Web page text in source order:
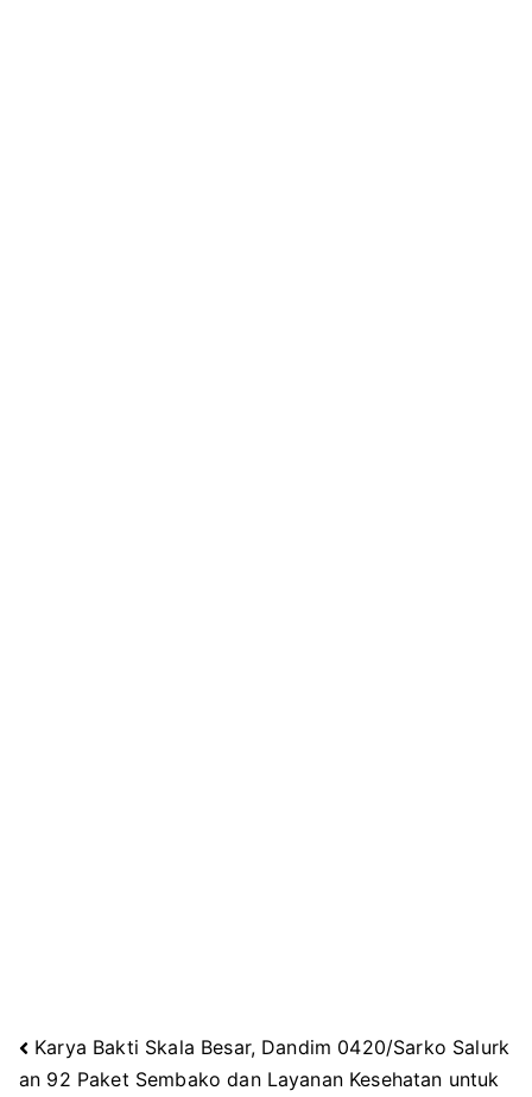
Navigasi
Karya Bakti Skala Besar, Dandim 0420/Sarko Salurk
an 92 Paket Sembako dan Layanan Kesehatan untuk